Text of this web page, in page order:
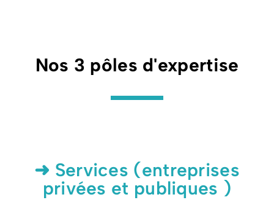
Nos 3 pôles d'expertise
➜ Services (entreprises
privées et publiques )